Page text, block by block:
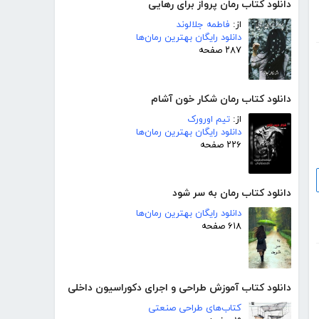
دانلود کتاب رمان پرواز برای رهایی
از: فاطمه جلالوند
دانلود رایگان بهترین رمان‌ها
۲۸۷ صفحه
دانلود کتاب رمان شکار خون آشام
از: تیم اورورک
دانلود رایگان بهترین رمان‌ها
۲۲۶ صفحه
دانلود کتاب رمان به سر شود
دانلود رایگان بهترین رمان‌ها
۶۱۸ صفحه
دانلود کتاب آموزش طراحی و اجرای دکوراسیون داخلی
کتاب‌های طراحی صنعتی